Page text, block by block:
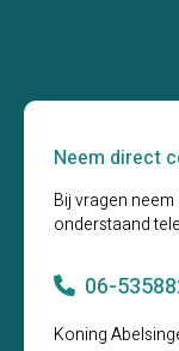
Neem direct
Bij vragen
onderstaand
06-
Koning